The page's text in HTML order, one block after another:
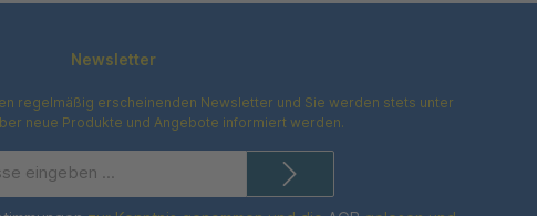
Newsletter
regelmäßig erscheinenden Newsletter und Sie werden stets unter
neue Produkte und Angebote informiert werden.
Mail-
Adresse*